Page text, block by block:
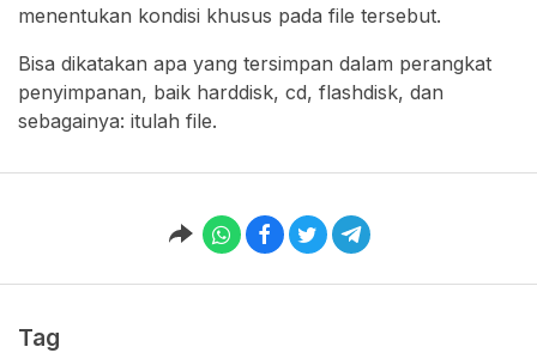
menentukan kondisi khusus pada file tersebut.
Bisa dikatakan apa yang tersimpan dalam perangkat
penyimpanan, baik harddisk, cd, flashdisk, dan
sebagainya: itulah file.
Tag